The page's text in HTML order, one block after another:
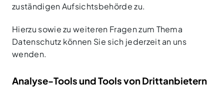
zuständigen Aufsichtsbehörde zu.
Hierzu sowie zu weiteren Fragen zum Thema
Datenschutz können Sie sich jederzeit an uns
wenden.
Analyse-Tools und Tools von Dritt­anbietern